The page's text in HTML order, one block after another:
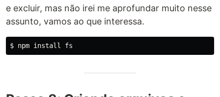
e excluir, mas não irei me aprofundar muito nesse
assunto, vamos ao que interessa.
$ npm install